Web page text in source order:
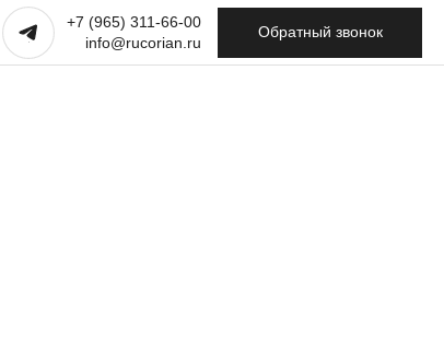
Обратный звонок
+7 (965) 311-66-00
info@rucorian.ru